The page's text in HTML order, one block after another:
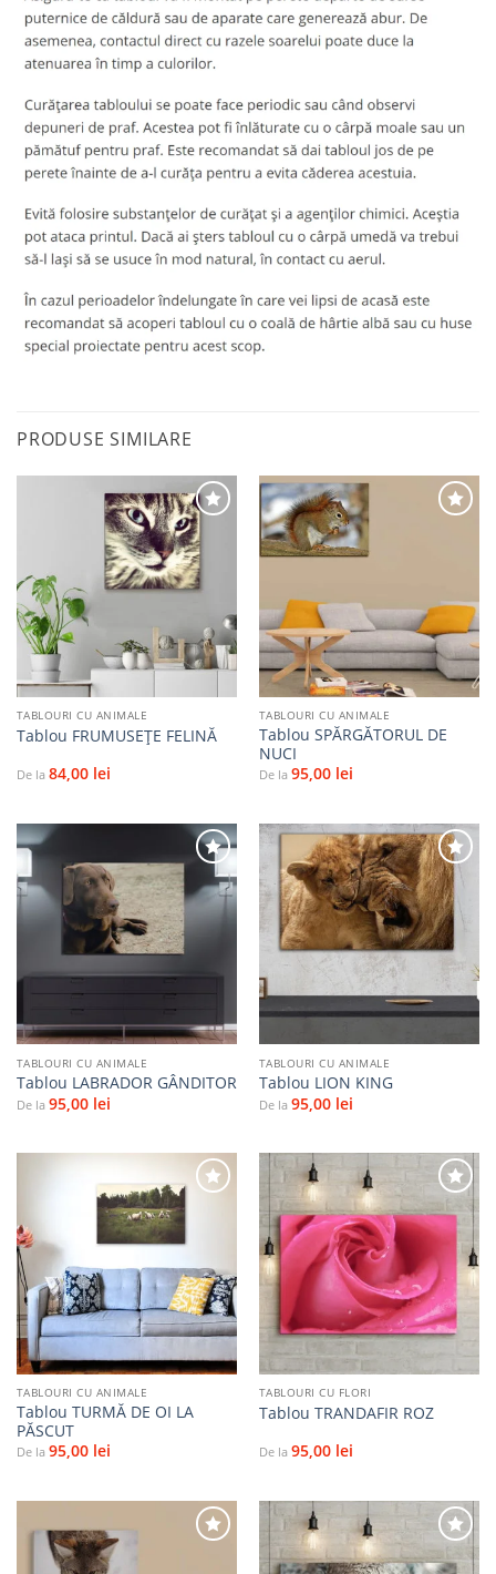
PRODUSE SIMILARE
Adaugă
la
TABLOURI CU ANIMALE
Tablou FRUMUSEȚE FELINĂ
De la 84,00 lei
favorite
TABLOURI CU ANIMALE
Tablou SPĂRGĂTORUL DE
NUCI
De la 95,00 lei
Adaugă
favorite
TABLOURI CU ANIMALE
Tablou LABRADOR GÂNDITOR
De la 95,00 lei
Adaugă
la
favorite
TABLOURI CU ANIMALE
Tablou LION KING
De la 95,00 lei
Adaugă
favorite
TABLOURI CU ANIMALE
Tablou TURMĂ DE OI LA
PĂSCUT
De la 95,00 lei
Adaugă
favorite
TABLOURI CU FLORI
Tablou TRANDAFIR ROZ
De la 95,00 lei